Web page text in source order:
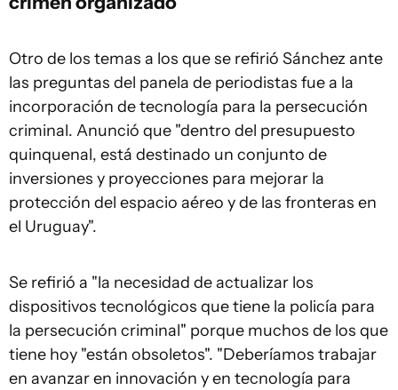
Otro de los temas a los que se refirió Sánchez ante
las preguntas del panela de periodistas fue a la
incorporación de tecnología para la persecución
criminal. Anunció que "dentro del presupuesto
quinquenal, está destinado un conjunto de
inversiones y proyecciones para mejorar la
protección del espacio aéreo y de las fronteras en
el Uruguay".
Se refirió a "la necesidad de actualizar los
dispositivos tecnológicos que tiene la policía para
la persecución criminal" porque muchos de los que
tiene hoy "están obsoletos". "Deberíamos trabajar
en avanzar en innovación y en tecnología para